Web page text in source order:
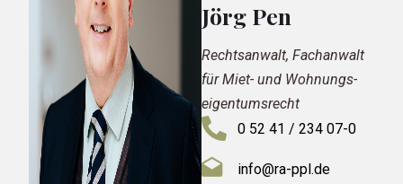
Jörg Pen
Rechtsanwalt, Fachanwalt
für Miet- und Wohnungs­
eigentums­recht
0 52 41 / 234 07-0
info@ra-ppl.de